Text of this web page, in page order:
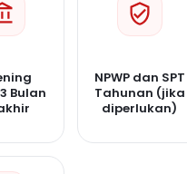
Bulan
NPWP dan SPT
Tahunan (jika
diperlukan)